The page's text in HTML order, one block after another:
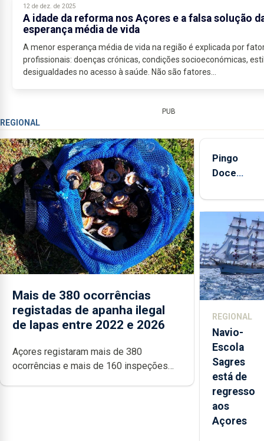
12 de dez. de 2025
A idade da reforma nos Açores e a falsa solução
esperança média de vida
A menor esperança média de vida na região é explicada por
profissionais: doenças crónicas, condições socioeconómicas,
desigualdades no acesso à saúde. Não são fatores...
PUB
REGIONAL
Mais de 380 ocorrências
registadas de apanha ilegal
de lapas entre 2022 e 2026
Açores registaram mais de 380
ocorrências e mais de 160 inspeções
Pingo
Doce
quinta-
feira nova
loja em
São
Sebastião
e cria 30
postos de
REGIONAL
Navio-
Escola
Sagres
está de
regresso
aos
Açores